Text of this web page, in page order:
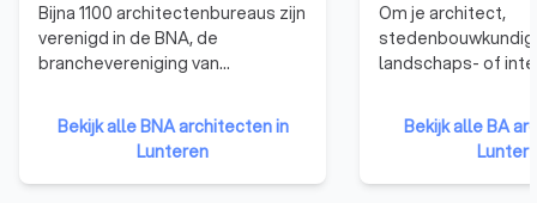
Bijna 1100 architectenbureaus zijn
verenigd in de BNA, de
branchevereniging van
architectenbureaus. De BNA is
een netwerk dat modern,
creatief ondernemerschap
bevordert. Met als drijfveer de
Bekijk alle BNA architecten in
Lunteren
Om je architect,
landschaps- of
ingeschreven
viertienduizend
geregistreerd.
Bekijk alle BA